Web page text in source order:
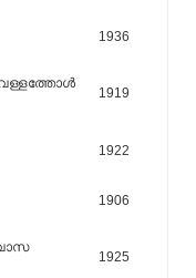
1936
1919
1922
1906
1925